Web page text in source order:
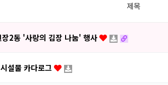
제목
2동 '사랑의 김장 나눔' 행사
설물 카다로그